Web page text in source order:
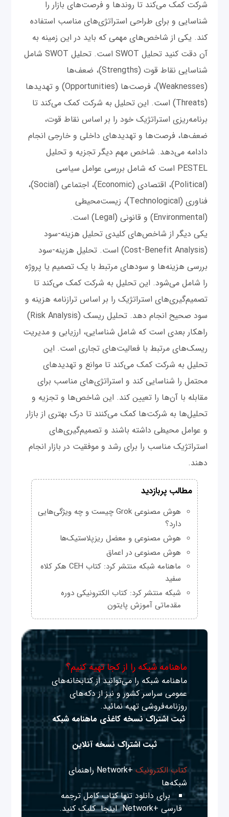
شرکت کمک می‌کند تا روندها و فرصت‌های بازار را
شناسایی و برای طراحی استراتژی‌های مناسب استفاده
کند. یکی از شاخص‌های مهمی که باید در این زمینه به
آن دقت کنید تحلیل SWOT است. تحلیل SWOT شامل
شناسایی نقاط قوت (Strengths)، ضعف‌ها
(Weaknesses)، فرصت‌ها (Opportunities) و تهدیدها
(Threats) است. این تحلیل به شرکت کمک می‌کند تا
برنامه‌ریزی استراتژیک خود را بر اساس نقاط قوت،
ضعف‌ها، فرصت‌ها و تهدیدهای داخلی و خارجی انجام
دادامه می‌دهد. شاخص مهم دیگر تجزیه و تحلیل
PESTEL است که شامل بررسی عوامل سیاسی
(Political)، اقتصادی (Economic)، اجتماعی (Social)،
فناوری (Technological)، زیست‌محیطی
(Environmental) و قانونی (Legal) است.
یکی دیگر از شاخص‌های کلیدی تحلیل هزینه-سود
(Cost-Benefit Analysis) است. تحلیل هزینه-سود
بررسی هزینه‌ها و سودهای مرتبط با یک تصمیم یا پروژه
را شامل می‌شود. این تحلیل به شرکت کمک می‌کند تا
تصمیم‌گیری‌های استراتژیک را بر اساس ترازنامه هزینه و
سود صحیح انجام دهد. تحلیل ریسک (Risk Analysis)
راهکار بعدی است که شامل شناسایی، ارزیابی و مدیریت
ریسک‌های مرتبط با فعالیت‌های تجاری است. این
تحلیل به شرکت کمک می‌کند تا موانع و تهدیدهای
محتمل را شناسایی کند و استراتژی‌های مناسب برای
مقابله با آن‌ها را تعیین کند. این شاخص‌ها و تجزیه و
تحلیل‌ها به شرکت‌ها کمک می‌کنند تا درک بهتری از بازار
و عوامل محیطی داشته باشند و تصمیم‌گیری‌های
استراتژیک مناسب را برای رشد و موفقیت در بازار انجام
دهند.
مطالب پربازدید
هوش مصنوعی Grok چیست و چه ویژگی‌هایی
دارد؟
هوش مصنوعی و معضل ریزپلاستیک‌ها
هوش مصنوعی در اعماق
ماهنامه شبکه منتشر کرد: کتاب CEH هکر کلاه
سفید
شبکه منتشر کرد: کتاب الکترونیکی دوره
مقدماتی آموزش پایتون
ماهنامه شبکه را از کجا تهیه کنیم؟
ماهنامه شبکه را می‌توانید از کتابخانه‌های
عمومی سراسر کشور و نیز از دکه‌های
روزنامه‌فروشی تهیه نمائید.
ثبت اشتراک نسخه کاغذی ماهنامه شبکه
ثبت اشتراک نسخه آنلاین
کتاب الکترونیک
+Network راهنمای
شبکه‌ها
برای دانلود تنها کتاب کامل ترجمه
فارسی +Network
اینجا کلیک کنید.